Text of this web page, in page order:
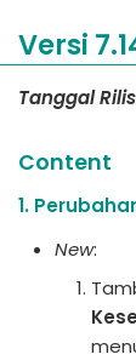
Versi
Tanggal
Content
1.
New: